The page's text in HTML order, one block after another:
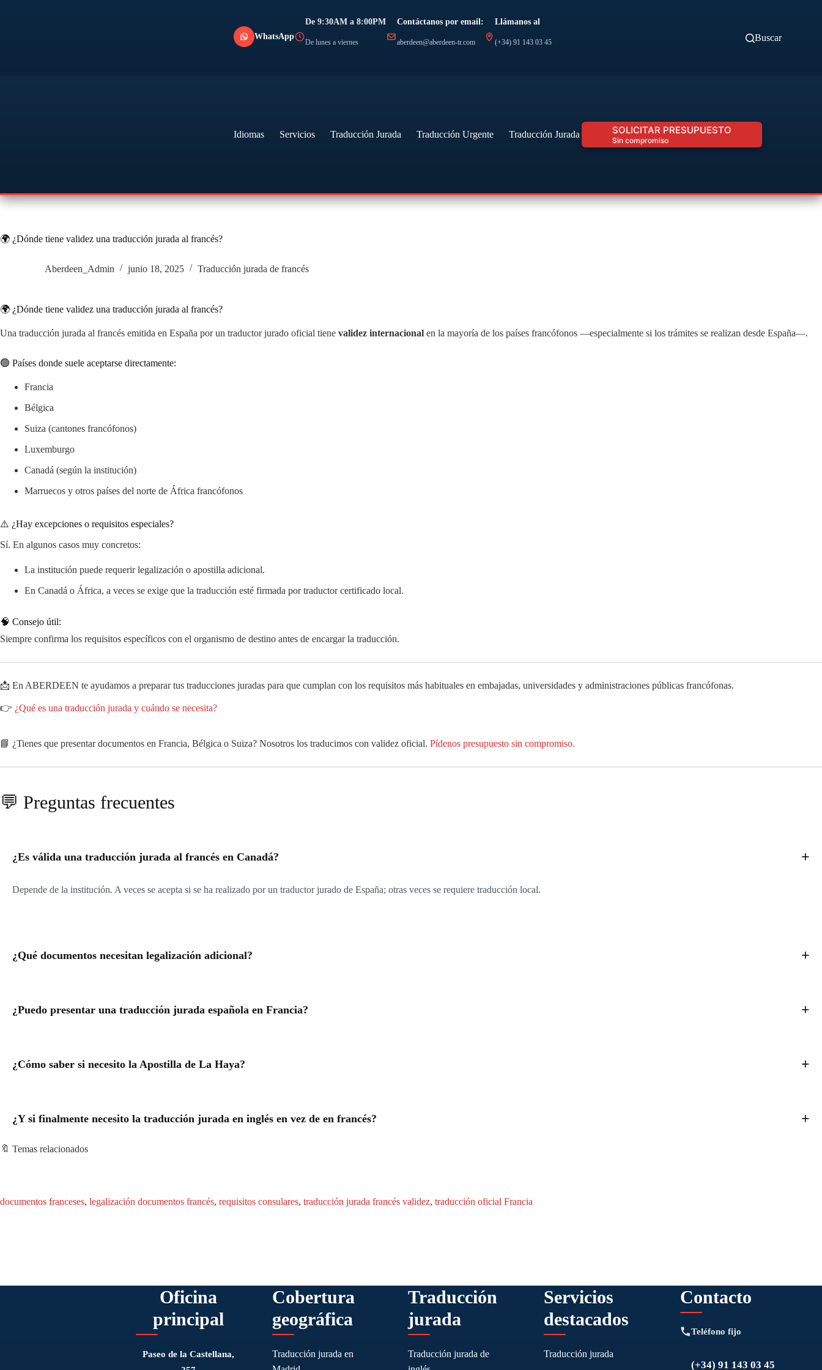
WhatsApp
De 9:30AM a 8:00PM
De lunes a viernes
Contáctanos por email:
aberdeen@aberdeen-tr.com
Llámanos al
(+34) 91 143 03 45 Buscar
Idiomas Servicios Traducción Jurada Traducción Urgente Traducción Jurada UrgenteSOLICITAR PRESUPUESTO
Sin compromiso
🌍 ¿Dónde tiene validez una traducción jurada al francés?
Aberdeen_Admin junio 18, 2025 Traducción jurada de francés
🌍 ¿Dónde tiene validez una traducción jurada al francés?
Una traducción jurada al francés emitida en España por un traductor jurado oficial tiene validez internacional en la mayoría de los países francófonos —especialmente si los trámites se realizan desde España—.
🟢 Países donde suele aceptarse directamente:
Francia
Bélgica
Suiza (cantones francófonos)
Luxemburgo
Canadá (según la institución)
Marruecos y otros países del norte de África francófonos
⚠️ ¿Hay excepciones o requisitos especiales?
Sí. En algunos casos muy concretos:
La institución puede requerir legalización o apostilla adicional.
En Canadá o África, a veces se exige que la traducción esté firmada por traductor certificado local.
🧠 Consejo útil:
Siempre confirma los requisitos específicos con el organismo de destino antes de encargar la traducción.
📩 En ABERDEEN te ayudamos a preparar tus traducciones juradas para que cumplan con los requisitos más habituales en embajadas, universidades y administraciones públicas francófonas.
👉 ¿Qué es una traducción jurada y cuándo se necesita?
📘 ¿Tienes que presentar documentos en Francia, Bélgica o Suiza? Nosotros los traducimos con validez oficial. Pídenos presupuesto sin compromiso.
💬 Preguntas frecuentes
¿Es válida una traducción jurada al francés en Canadá?
Depende de la institución. A veces se acepta si se ha realizado por un traductor jurado de España; otras veces se requiere traducción local.
¿Qué documentos necesitan legalización adicional?
¿Puedo presentar una traducción jurada española en Francia?
¿Cómo saber si necesito la Apostilla de La Haya?
¿Y si finalmente necesito la traducción jurada en inglés en vez de en francés?
🔖 Temas relacionados
documentos franceses, legalización documentos francés, requisitos consulares, traducción jurada francés validez, traducción oficial Francia
Oficina
principal
Paseo de la Castellana,
Cobertura
geográfica
Traducción jurada en
Traducción
jurada
Traducción jurada de
Servicios
destacados
Traducción jurada
Contacto
Teléfono fijo
(+34) 91 143 03 45